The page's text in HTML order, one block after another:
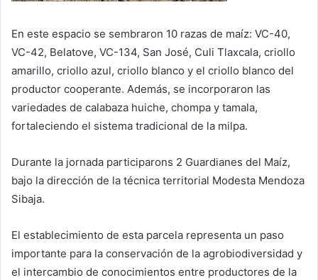
En este espacio se sembraron 10 razas de maíz: VC-40,
VC-42, Belatove, VC-134, San José, Culi Tlaxcala, criollo
amarillo, criollo azul, criollo blanco y el criollo blanco del
productor cooperante. Además, se incorporaron las
variedades de calabaza huiche, chompa y tamala,
fortaleciendo el sistema tradicional de la milpa.
Durante la jornada participarons 2 Guardianes del Maíz,
bajo la dirección de la técnica territorial Modesta Mendoza
Sibaja.
El establecimiento de esta parcela representa un paso
importante para la conservación de la agrobiodiversidad y
el intercambio de conocimientos entre productores de la